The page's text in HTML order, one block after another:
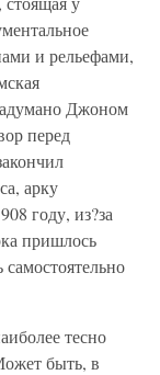
и рельефами,
Джоном
перед
арку
году, из?за
пришлось
самостоятельно
тесно
быть, в